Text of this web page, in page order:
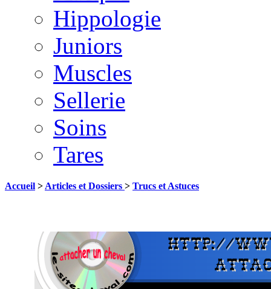
Hippologie
Juniors
Muscles
Sellerie
Soins
Tares
Accueil > Articles et Dossiers > Trucs et Astuces